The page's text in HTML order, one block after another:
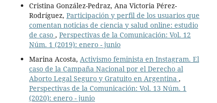
Cristina González-Pedraz, Ana Victoria Pérez-
Rodríguez, Participación y perfil de los usuarios que
comentan noticias de ciencia y salud online: estudio
de caso , Perspectivas de la Comunicación: Vol. 12
Núm. 1 (2019): enero - junio
Marina Acosta, Activismo feminista en Instagram. El
caso de la Campaña Nacional por el Derecho al
Aborto Legal Seguro y Gratuito en Argentina ,
Perspectivas de la Comunicación: Vol. 13 Núm. 1
(2020): enero - junio